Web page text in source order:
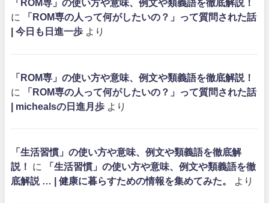
「ROM専」の使い方や意味、例文や類義語を徹底解説！
に
「ROM専の人って何がしたいの？」って質問された話
| 今日も日進一歩 より
「ROM専」の使い方や意味、例文や類義語を徹底解説！
に
「ROM専の人って何がしたいの？」って質問された話
| michealsの日進月歩 より
「生活習慣」の使い方や意味、例文や類義語を徹底解
説！
に
「生活習慣」の使い方や意味、例文や類義語を徹
底解説 … | 健康に暮らすための情報を集めてみた。
より